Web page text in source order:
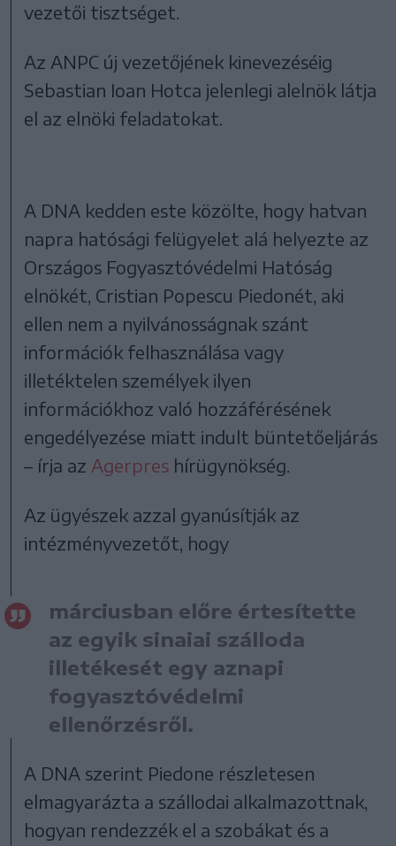
vezetői tisztséget.
Az ANPC új vezetőjének kinevezéséig
Sebastian Ioan Hotca jelenlegi alelnök látja
el az elnöki feladatokat.
A DNA kedden este közölte, hogy hatvan
napra hatósági felügyelet alá helyezte az
Országos Fogyasztóvédelmi Hatóság
elnökét, Cristian Popescu Piedonét, aki
ellen nem a nyilvánosságnak szánt
információk felhasználása vagy
illetéktelen személyek ilyen
információkhoz való hozzáférésének
engedélyezése miatt indult büntetőeljárás
– írja az Agerpres hírügynökség.
Az ügyészek azzal gyanúsítják az
intézményvezetőt, hogy
márciusban előre értesítette
az egyik sinaiai szálloda
illetékesét egy aznapi
fogyasztóvédelmi
ellenőrzésről.
A DNA szerint Piedone részletesen
elmagyarázta a szállodai alkalmazottnak,
hogyan rendezzék el a szobákat és a